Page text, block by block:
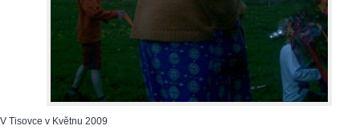
V Tisovce v Květnu 2009